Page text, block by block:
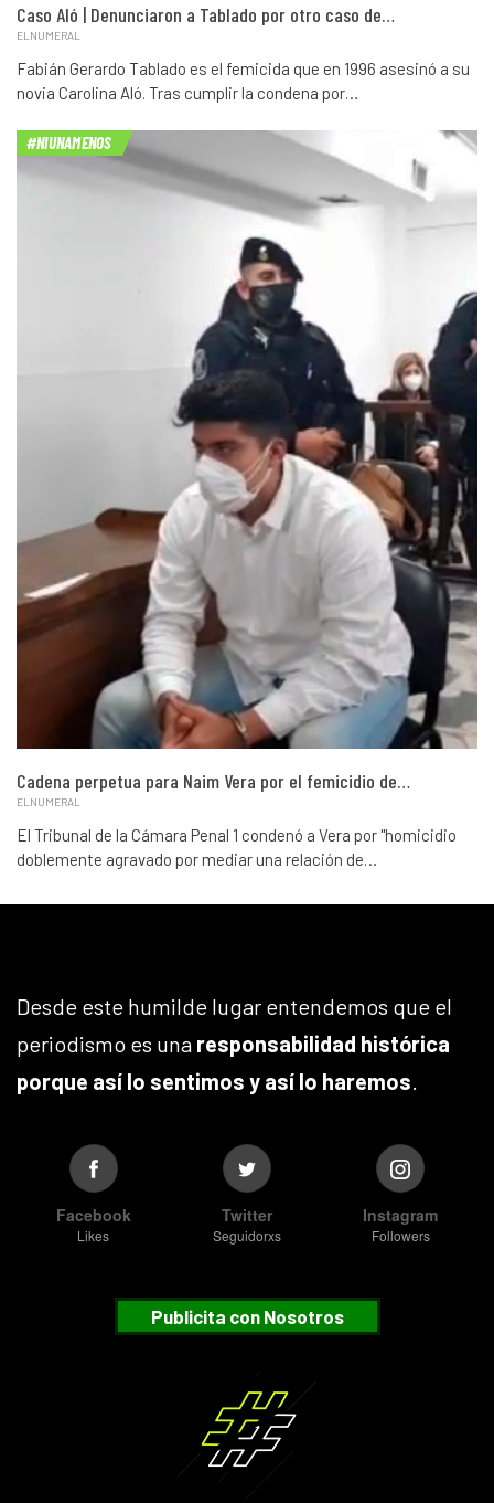
Caso Aló | Denunciaron a Tablado por otro caso de…
ELNUMERAL
Fabián Gerardo Tablado es el femicida que en 1996 asesinó a su
novia Carolina Aló. Tras cumplir la condena por…
#NIUNAMENOS
Cadena perpetua para Naim Vera por el femicidio de…
ELNUMERAL
El Tribunal de la Cámara Penal 1 condenó a Vera por "homicidio
doblemente agravado por mediar una relación de…
Desde este humilde lugar entendemos que el
periodismo es una responsabilidad histórica
porque así lo sentimos y así lo haremos.
Facebook
Likes
Twitter
Seguidorxs
Instagram
Followers
Publicita con Nosotros
Suscribete
¿Desea recibir nuestras notificaciones?